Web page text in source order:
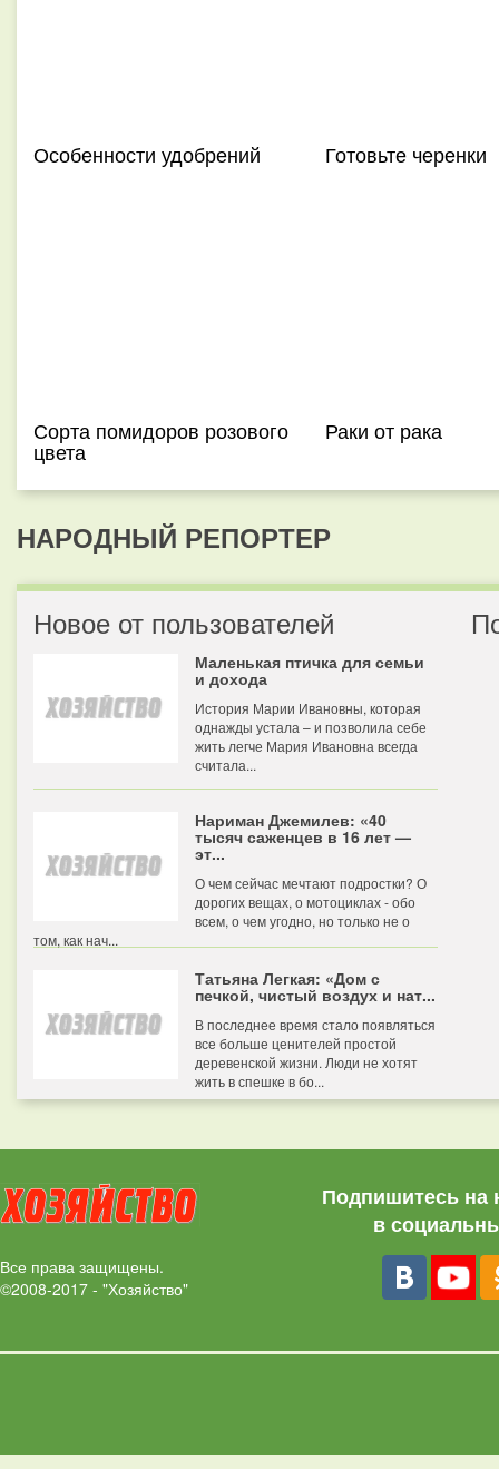
Особенности удобрений Готовьте черенки
Сорта помидоров розового
цвета
Раки от рака
НАРОДНЫЙ РЕПОРТЕР
Новое от пользователей
Маленькая птичка для семьи
и дохода
История Марии Ивановны, которая
однажды устала – и позволила себе
жить легче Мария Ивановна всегда
считала...
Нариман Джемилев: «40
тысяч саженцев в 16 лет —
эт...
О чем сейчас мечтают подростки? О
дорогих вещах, о мотоциклах - обо
всем, о чем угодно, но только не о
том, как нач...
Татьяна Легкая: «Дом с
печкой, чистый воздух и нат...
В последнее время стало появляться
все больше ценителей простой
деревенской жизни. Люди не хотят
жить в спешке в бо...
Все права защищены.
©2008-2017 - "Хозяйство"
Подпишитесь на
в